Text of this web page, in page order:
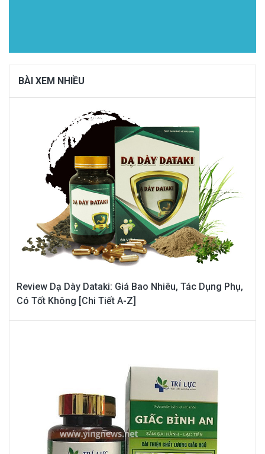
BÀI XEM NHIỀU
Review Dạ Dày Dataki: Giá Bao Nhiêu, Tác Dụng Phụ,
Có Tốt Không [Chi Tiết A-Z]